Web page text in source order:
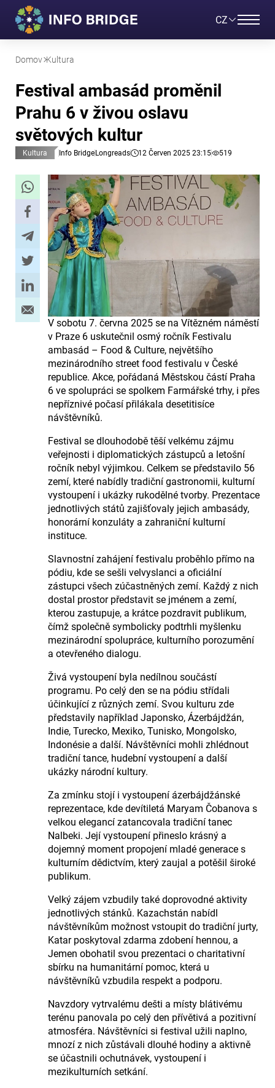
CZ
Domov Kultura
Festival ambasád proměnil
Prahu 6 v živou oslavu
světových kultur
Kultura Info BridgeLongreads 12 Červen 2025 23:15 519
V sobotu 7. června 2025 se na Vítězném náměstí
v Praze 6 uskutečnil osmý ročník Festivalu
ambasád – Food & Culture, největšího
mezinárodního street food festivalu v České
republice. Akce, pořádaná Městskou částí Praha
6 ve spolupráci se spolkem Farmářské trhy, i přes
nepříznivé počasí přilákala desetitisíce
návštěvníků.
Festival se dlouhodobě těší velkému zájmu
veřejnosti i diplomatických zástupců a letošní
ročník nebyl výjimkou. Celkem se představilo 56
zemí, které nabídly tradiční gastronomii, kulturní
vystoupení i ukázky rukodělné tvorby. Prezentace
jednotlivých států zajišťovaly jejich ambasády,
honorární konzuláty a zahraniční kulturní
instituce.
Slavnostní zahájení festivalu proběhlo přímo na
pódiu, kde se sešli velvyslanci a oficiální
zástupci všech zúčastněných zemí. Každý z nich
dostal prostor představit se jménem a zemí,
kterou zastupuje, a krátce pozdravit publikum,
čímž společně symbolicky podtrhli myšlenku
mezinárodní spolupráce, kulturního porozumění
a otevřeného dialogu.
Živá vystoupení byla nedílnou součástí
programu. Po celý den se na pódiu střídali
účinkující z různých zemí. Svou kulturu zde
představily například Japonsko, Ázerbájdžán,
Indie, Turecko, Mexiko, Tunisko, Mongolsko,
Indonésie a další. Návštěvníci mohli zhlédnout
tradiční tance, hudební vystoupení a další
ukázky národní kultury.
Za zmínku stojí i vystoupení ázerbájdžánské
reprezentace, kde devítiletá Maryam Čobanova s
velkou elegancí zatancovala tradiční tanec
Nalbeki. Její vystoupení přineslo krásný a
dojemný moment propojení mladé generace s
kulturním dědictvím, který zaujal a potěšil široké
publikum.
Velký zájem vzbudily také doprovodné aktivity
jednotlivých stánků. Kazachstán nabídl
návštěvníkům možnost vstoupit do tradiční jurty,
Katar poskytoval zdarma zdobení hennou, a
Jemen obohatil svou prezentaci o charitativní
sbírku na humanitární pomoc, která u
návštěvníků vzbudila respekt a podporu.
Navzdory vytrvalému dešti a místy blátivému
terénu panovala po celý den přívětivá a pozitivní
atmosféra. Návštěvníci si festival užili naplno,
mnozí z nich zůstávali dlouhé hodiny a aktivně
se účastnili ochutnávek, vystoupení i
mezikulturních setkání.